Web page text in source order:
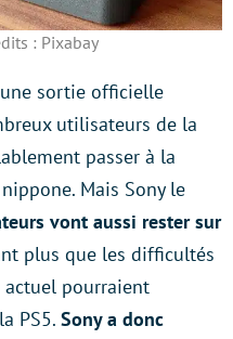
: Pixabay
sortie officielle
utilisateurs de la
passer à la
Mais Sony le
vont aussi rester sur
plus que les difficultés
pourraient
PS5. Sony a donc